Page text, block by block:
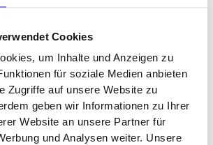
Cookies
um Inhalte und Anzeigen zu
für soziale Medien anbieten
Zugriffe auf unsere Website zu
geben wir Informationen zu Ihrer
Website an unsere Partner für
und Analysen weiter. Unsere
werden. Mit dieser Technologie können
und Details dargestellt werden, die mit
nicht umsetzbar wären.
nutzt das Prinzip der
außergewöhnlich glatte und wertvolle
zu anderen 3D-Druckverfahren zu